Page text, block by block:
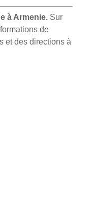
à Armenie. Sur
de
et des directions à